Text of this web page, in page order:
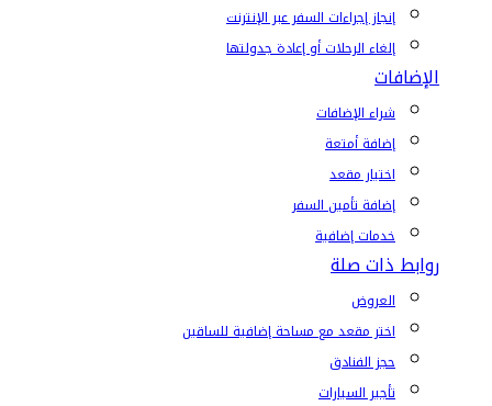
إنجاز إجراءات السفر عبر الإنترنت
إلغاء الرحلات أو إعادة جدولتها
الإضافات
شراء الإضافات
إضافة أمتعة
اختيار مقعد
إضافة تأمين السفر
خدمات إضافية
روابط ذات صلة
العروض
اختر مقعد مع مساحة إضافية للساقين
حجز الفنادق
تأجير السيارات